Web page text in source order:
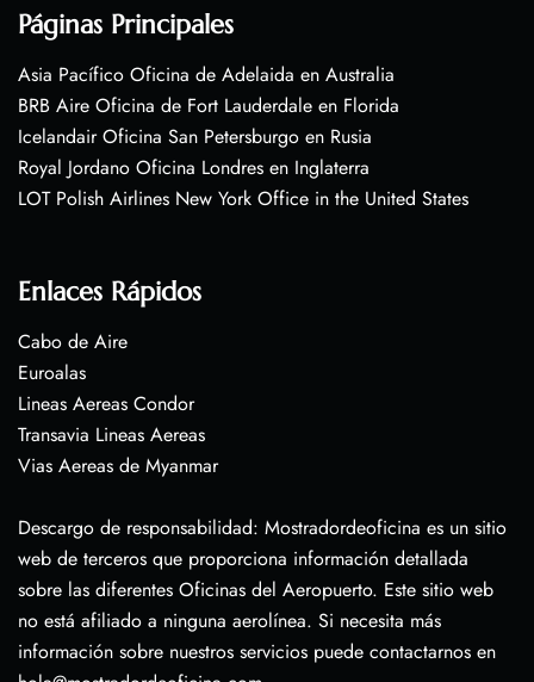
Páginas Principales
Asia Pacífico Oficina de Adelaida en Australia
BRB Aire Oficina de Fort Lauderdale en Florida
Icelandair Oficina San Petersburgo en Rusia
Royal Jordano Oficina Londres en Inglaterra
LOT Polish Airlines New York Office in the United States
Enlaces Rápidos
Cabo de Aire
Euroalas
Lineas Aereas Condor
Transavia Lineas Aereas
Vias Aereas de Myanmar
Descargo de responsabilidad: Mostradordeoficina es un sitio
web de terceros que proporciona información detallada
sobre las diferentes Oficinas del Aeropuerto. Este sitio web
no está afiliado a ninguna aerolínea. Si necesita más
información sobre nuestros servicios puede contactarnos en